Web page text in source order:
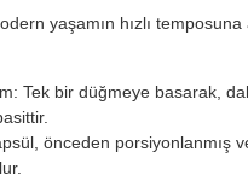
yaşamın hızlı
Tek bir düğmeye basarak,
önceden porsiyonlanmış